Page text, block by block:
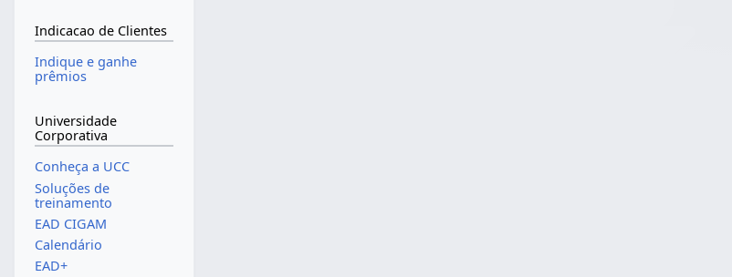
Indicacao de Clientes
Indique e ganhe
prêmios
Universidade
Corporativa
Conheça a UCC
Soluções de
treinamento
EAD CIGAM
Calendário
EAD+